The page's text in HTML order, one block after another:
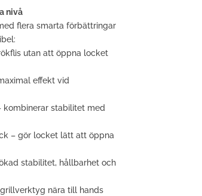
nivå
flera smarta förbättringar
utan att öppna locket
effekt vid
kombinerar stabilitet med
– gör locket lätt att öppna
stabilitet, hållbarhet och
nära till hands